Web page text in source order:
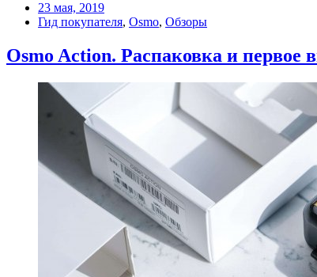
23 мая, 2019
Гид покупателя, Osmo, Обзоры
Osmo Action. Распаковка и первое